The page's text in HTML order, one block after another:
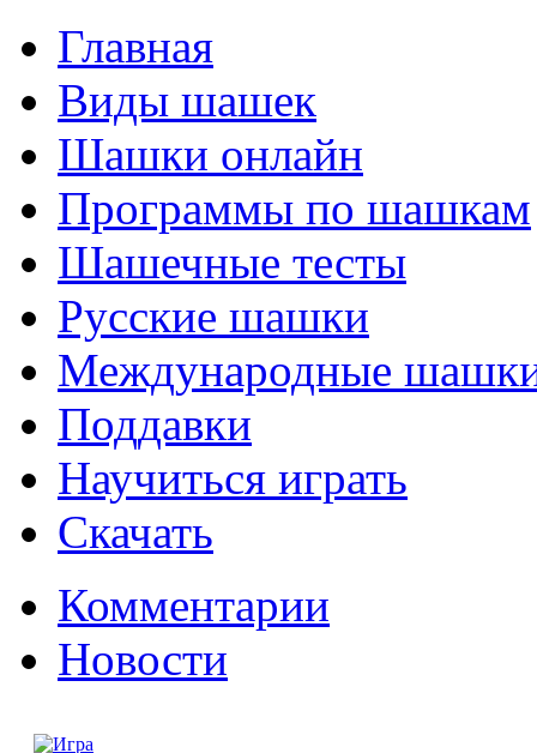
Главная
Виды шашек
Шашки онлайн
Программы по шашкам
Шашечные тесты
Русские шашки
Международные
Поддавки
Научиться играть
Скачать
Комментарии
Новости